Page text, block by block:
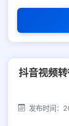
访问密码
社交
选择防红平台类型
抖音视频
发布时间：